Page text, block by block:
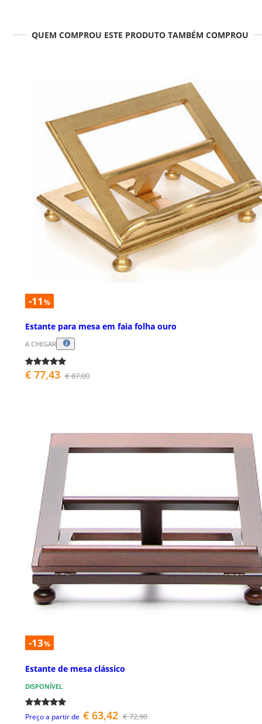
QUEM COMPROU ESTE PRODUTO TAMBÉM COMPROU
-11 %
Estante para mesa em faia folha ouro
A CHEGAR
€ 77,43 € 87,00
-13%
Estante de mesa clássico
DISPONÍVEL
Preço a partir de € 63,42 € 72,90